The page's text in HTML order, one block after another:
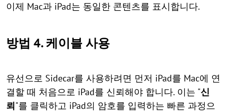
이제 Mac과 iPad는 동일한 콘텐츠를 표시합니다.
방법 4. 케이블 사용
유선으로 Sidecar를 사용하려면 먼저 iPad를 Mac에 연
결할 때 처음으로 iPad를 신뢰해야 합니다. 이는 "신
뢰"를 클릭하고 iPad의 암호를 입력하는 빠른 과정으